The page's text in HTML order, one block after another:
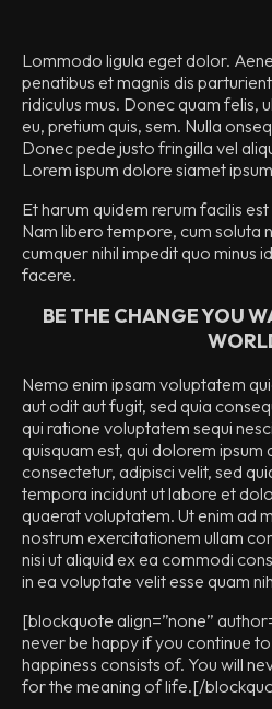
Lommodo ligula eget dolor.
penatibus et magnis dis
ridiculus mus. Donec quam felis,
eu, pretium quis, sem. Nulla
Donec pede justo fringilla vel
Lorem ispum dolore siamet
Et harum quidem rerum facilis
Nam libero tempore, cum soluta
cumquer nihil impedit quo minus
facere.
BE THE CHANGE YOU
Nemo enim ipsam voluptatem
aut odit aut fugit, sed quia
qui ratione voluptatem sequi
quisquam est, qui dolorem ipsum
consectetur, adipisci velit, sed
tempora incidunt ut labore et
quaerat voluptatem. Ut enim ad
nostrum exercitationem ullam
nisi ut aliquid ex ea commodi
in ea voluptate velit esse quam
[blockquote align=”none”
never be happy if you continue
happiness consists of. You will
for the meaning of life.[/